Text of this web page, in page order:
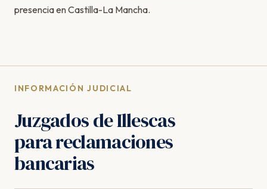
presencia en Castilla-La Mancha.
INFORMACIÓN JUDICIAL
Juzgados de Illescas
para reclamaciones
bancarias